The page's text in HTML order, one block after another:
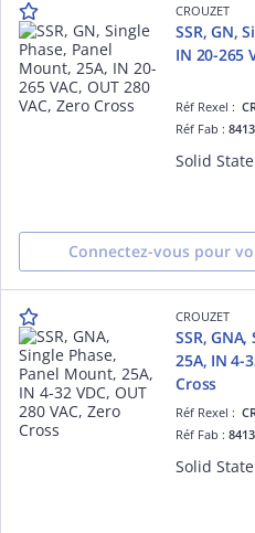
CROUZET
SSR, GN,
IN 20-265
Réf Rexel :
Réf Fab :
Connectez-vous pour
CROUZET
SSR,
25A, IN 4-
Cross
Réf Rexel :
Réf Fab :